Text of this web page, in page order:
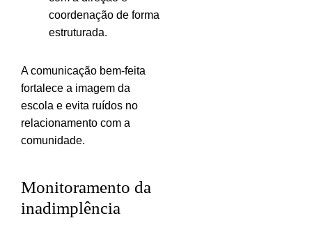
coordenação de forma
estruturada.
A comunicação bem-feita
fortalece a imagem da
escola e evita ruídos no
relacionamento com a
comunidade.
Monitoramento da
inadimplência